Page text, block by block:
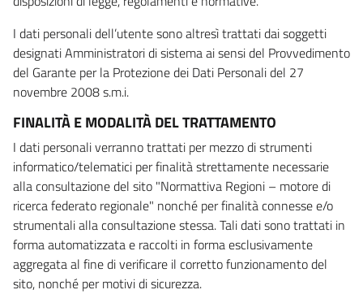
I dati personali dell’utente sono altresì trattati dai soggetti
designati Amministratori di sistema ai sensi del Provvedimento
del Garante per la Protezione dei Dati Personali del 27
novembre 2008 s.m.i.
FINALITÀ E MODALITÀ DEL TRATTAMENTO
I dati personali verranno trattati per mezzo di strumenti
informatico/telematici per finalità strettamente necessarie
alla consultazione del sito "Normattiva Regioni – motore di
ricerca federato regionale" nonché per finalità connesse e/o
strumentali alla consultazione stessa. Tali dati sono trattati in
forma automatizzata e raccolti in forma esclusivamente
aggregata al fine di verificare il corretto funzionamento del
sito, nonché per motivi di sicurezza.